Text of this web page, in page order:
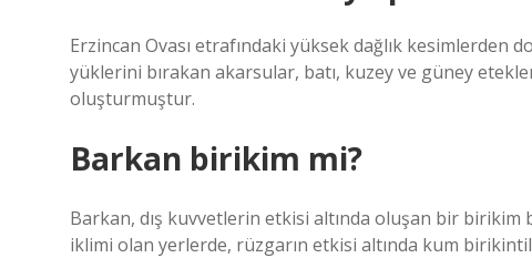
Erzincan Ovası etrafındaki yüksek dağlık kesimlerden
yüklerini bırakan akarsular, batı, kuzey ve güney
oluşturmuştur.
Barkan birikim mi?
Barkan, dış kuvvetlerin etkisi altında oluşan bir
iklimi olan yerlerde, rüzgarın etkisi altında kum